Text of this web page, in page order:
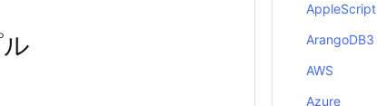
AppleScript
ArangoDB3
AWS
Azure